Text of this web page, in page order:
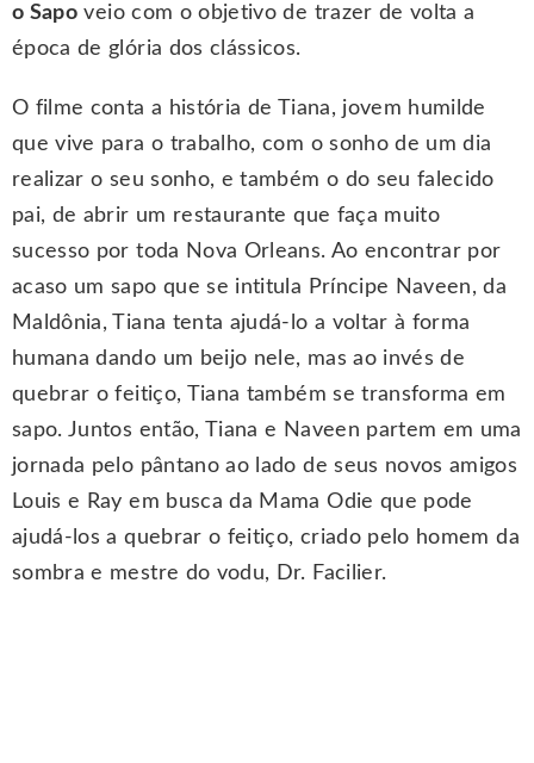
o Sapo veio com o objetivo de trazer de volta a
época de glória dos clássicos.
O filme conta a história de Tiana, jovem humilde
que vive para o trabalho, com o sonho de um dia
realizar o seu sonho, e também o do seu falecido
pai, de abrir um restaurante que faça muito
sucesso por toda Nova Orleans. Ao encontrar por
acaso um sapo que se intitula Príncipe Naveen, da
Maldônia, Tiana tenta ajudá-lo a voltar à forma
humana dando um beijo nele, mas ao invés de
quebrar o feitiço, Tiana também se transforma em
sapo. Juntos então, Tiana e Naveen partem em uma
jornada pelo pântano ao lado de seus novos amigos
Louis e Ray em busca da Mama Odie que pode
ajudá-los a quebrar o feitiço, criado pelo homem da
sombra e mestre do vodu, Dr. Facilier.